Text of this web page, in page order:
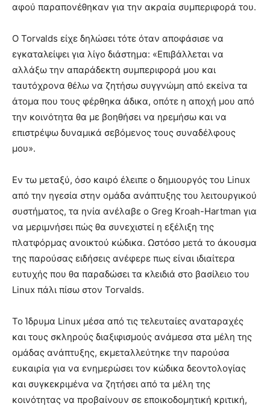
αφού παραπονέθηκαν για την ακραία συμπεριφορά του.
Ο Torvalds είχε δηλώσει τότε όταν αποφάσισε να
εγκαταλείψει για λίγο διάστημα: «Επιβάλλεται να
αλλάξω την απαράδεκτη συμπεριφορά μου και
ταυτόχρονα θέλω να ζητήσω συγγνώμη από εκείνα τα
άτομα που τους φέρθηκα άδικα, οπότε η αποχή μου από
την κοινότητα θα με βοηθήσει να ηρεμήσω και να
επιστρέψω δυναμικά σεβόμενος τους συναδέλφους
μου».
Εν τω μεταξύ, όσο καιρό έλειπε ο δημιουργός του Linux
από την ηγεσία στην ομάδα ανάπτυξης του λειτουργικού
συστήματος, τα ηνία ανέλαβε ο Greg Kroah-Hartman για
να μεριμνήσει πώς θα συνεχιστεί η εξέλιξη της
πλατφόρμας ανοικτού κώδικα. Ωστόσο μετά το άκουσμα
της παρούσας ειδήσεις ανέφερε πως είναι ιδιαίτερα
ευτυχής που θα παραδώσει τα κλειδιά στο βασίλειο του
Linux πάλι πίσω στον Torvalds.
Το Ίδρυμα Linux μέσα από τις τελευταίες αναταραχές
και τους σκληρούς διαξιφισμούς ανάμεσα στα μέλη της
ομάδας ανάπτυξης, εκμεταλλεύτηκε την παρούσα
ευκαιρία για να ενημερώσει τον κώδικα δεοντολογίας
και συγκεκριμένα να ζητήσει από τα μέλη της
κοινότητας να προβαίνουν σε εποικοδομητική κριτική,